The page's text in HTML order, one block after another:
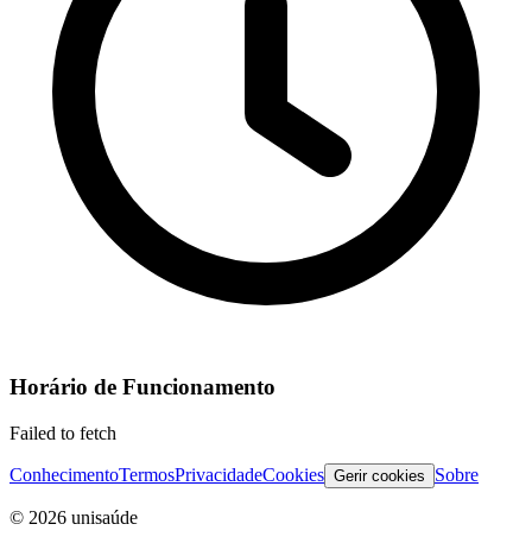
Horário de Funcionamento
Failed to fetch
ConhecimentoTermosPrivacidadeCookies Gerir cookies Sobre
© 2026 unisaúde